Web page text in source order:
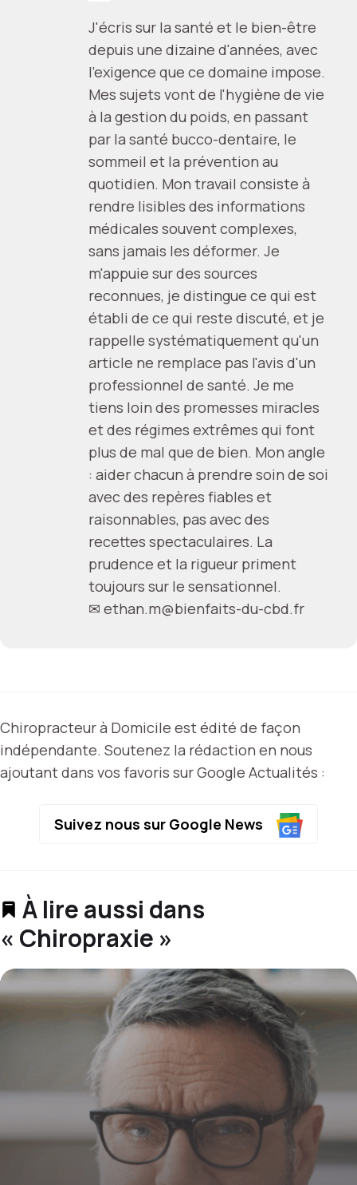
J'écris sur la santé et le bien-être
depuis une dizaine d'années, avec
l'exigence que ce domaine impose.
Mes sujets vont de l'hygiène de vie
à la gestion du poids, en passant
par la santé bucco-dentaire, le
sommeil et la prévention au
quotidien. Mon travail consiste à
rendre lisibles des informations
médicales souvent complexes,
sans jamais les déformer. Je
m'appuie sur des sources
reconnues, je distingue ce qui est
établi de ce qui reste discuté, et je
rappelle systématiquement qu'un
article ne remplace pas l'avis d'un
professionnel de santé. Je me
tiens loin des promesses miracles
et des régimes extrêmes qui font
plus de mal que de bien. Mon angle
: aider chacun à prendre soin de soi
avec des repères fiables et
raisonnables, pas avec des
recettes spectaculaires. La
prudence et la rigueur priment
toujours sur le sensationnel.
✉ ethan.m@bienfaits-du-cbd.fr
Chiropracteur à Domicile est édité de façon
indépendante. Soutenez la rédaction en nous
ajoutant dans vos favoris sur Google Actualités :
Suivez nous sur Google News
À lire aussi dans
« Chiropraxie »